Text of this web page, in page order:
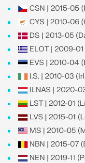
CSN | 2015-05
CYS | 2010-06
DS | 2013-05
ELOT | 2009-01
EVS | 2010-04
I.S. | 2010-03
ILNAS | 2020-
LST | 2012-01
LVS | 2015-01
MS | 2010-05
NBN | 2015-07
NEN | 2019-11